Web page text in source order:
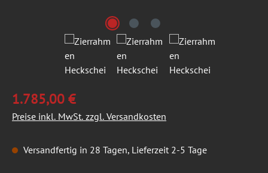
1.785,00 €
Preise inkl. MwSt. zzgl. Versandkosten
Versandfertig in 28 Tagen, Lieferzeit 2-5 Tage